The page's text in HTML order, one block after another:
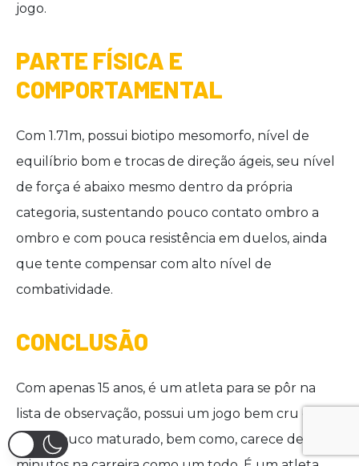
jogo.
PARTE FÍSICA E
COMPORTAMENTAL
Com 1.71m, possui biotipo mesomorfo, nível de
equilíbrio bom e trocas de direção ágeis, seu nível
de força é abaixo mesmo dentro da própria
categoria, sustentando pouco contato ombro a
ombro e com pouca resistência em duelos, ainda
que tente compensar com alto nível de
combatividade.
CONCLUSÃO
Com apenas 15 anos, é um atleta para se pôr na
lista de observação, possui um jogo bem cru e
físico pouco maturado, bem como, carece de